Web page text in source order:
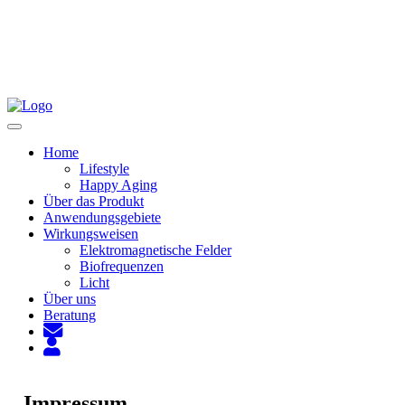
Toggle
navigationHome
Lifestyle
Happy Aging
Über das Produkt
Anwendungsgebiete
Wirkungsweisen
Elektromagnetische Felder
Biofrequenzen
Licht
Über uns
Beratung